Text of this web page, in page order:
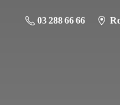
03 288 66 66